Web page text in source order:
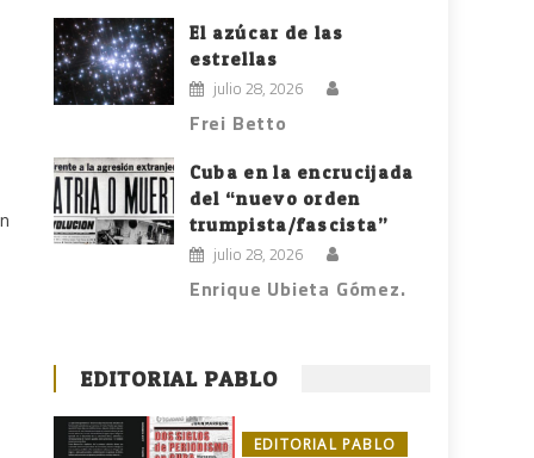
El azúcar de las
estrellas
julio 28, 2026
Frei Betto
Cuba en la encrucijada
del “nuevo orden
trumpista/fascista”
julio 28, 2026
Enrique Ubieta Gómez.
EDITORIAL PABLO
EDITORIAL PABLO